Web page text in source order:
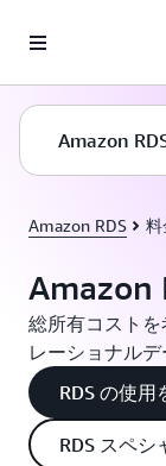
Amazon
Amazon RDS 料
Amazon
総所有コスト
レーショナル
RDS の使用
RDS スペシ